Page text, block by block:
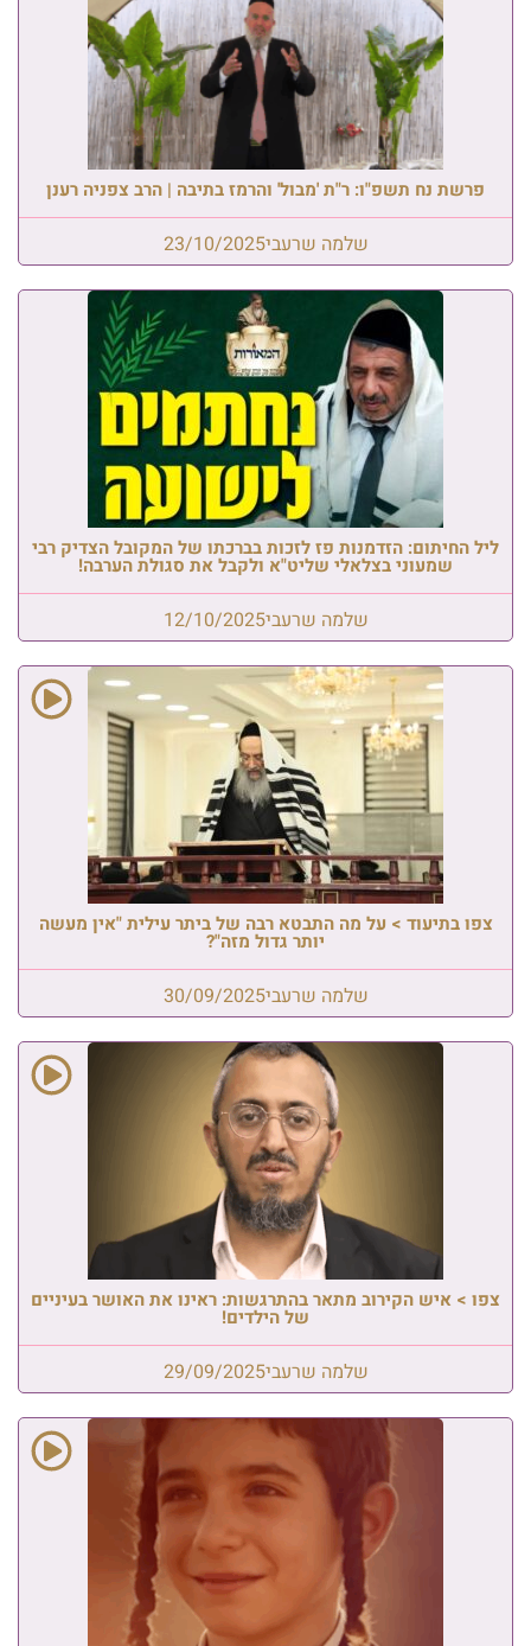
פרשת נח תשפ"ו: ר"ת 'מבול' והרמז בתיבה | הרב צפניה רענן
שלמה שרעבי23/10/2025
ליל החיתום: הזדמנות פז לזכות בברכתו של המקובל הצדיק רבי
שמעוני בצלאלי שליט"א ולקבל את סגולת הערבה!
שלמה שרעבי12/10/2025
צפו בתיעוד > על מה התבטא רבה של ביתר עילית "אין מעשה
יותר גדול מזה"?
שלמה שרעבי30/09/2025
צפו > איש הקירוב מתאר בהתרגשות: ראינו את האושר בעיניים
של הילדים!
שלמה שרעבי29/09/2025